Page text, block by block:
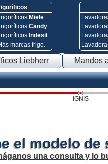
Miele
Candy
Indesit
marcas frigo.
Liebherr Mandos
IGNIS
el modelo de
una consulta y lo